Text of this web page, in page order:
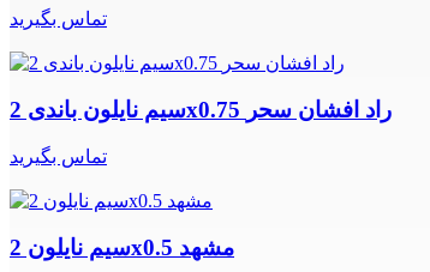
تماس بگیرید
سیم نایلون باندی 2x0.75 راد افشان سحر
تماس بگیرید
سیم نایلون 2x0.5 مشهد